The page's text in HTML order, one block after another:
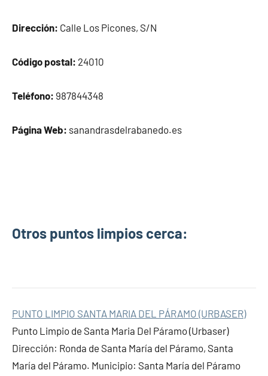
Dirección: Calle Los Picones, S/N
Código postal: 24010
Teléfono: 987844348
Página Web: sanandrasdelrabanedo.es
Otros puntos limpios cerca:
PUNTO LIMPIO SANTA MARIA DEL PÁRAMO (URBASER)
Punto Limpio de Santa Maria Del Páramo (Urbaser)
Dirección: Ronda de Santa María del Páramo, Santa
María del Páramo. Municipio: Santa María del Páramo